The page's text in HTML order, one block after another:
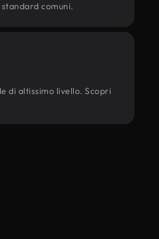
comuni.
di altissimo livello. Scopri